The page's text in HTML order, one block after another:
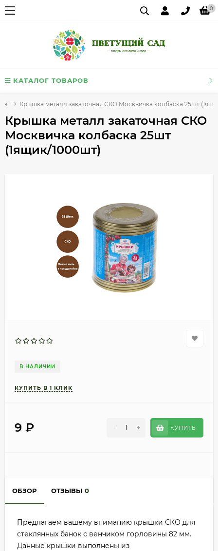
0
КАТАЛОГ ТОВАРОВ
Крышка металл закаточная СКО Москвичка колбаска 25шт
Крышка металл закаточная СКО
Москвичка колбаска 25шт
(1ящик/1000шт)
В НАЛИЧИИ
9 ₽ - + КУПИТЬ
ОБЗОР ОТЗЫВЫ 0
Предлагаем вашему вниманию крышки СКО для
стеклянных банок с венчиком горловины 82 мм.
Данные крышки выполнены из